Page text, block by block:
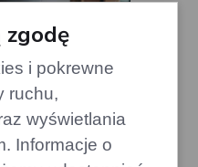
i pokrewne
ruchu,
wyświetlania
Informacje o